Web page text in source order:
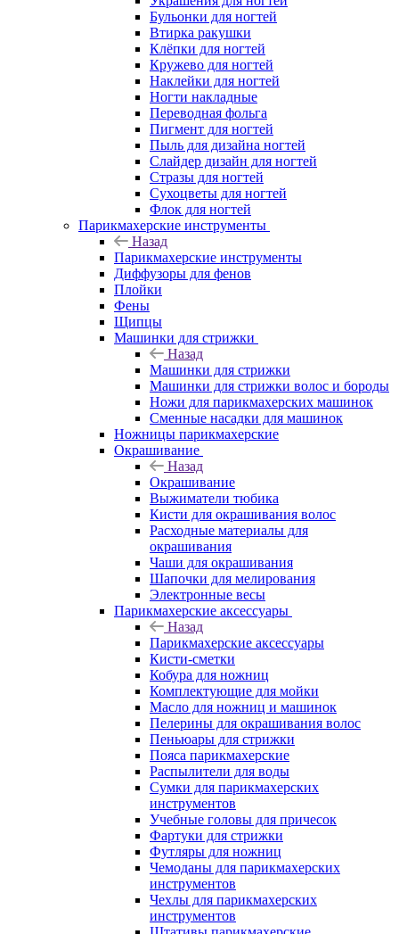
Бульонки для ногтей
Втирка ракушки
Клёпки для ногтей
Кружево для ногтей
Наклейки для ногтей
Ногти накладные
Переводная фольга
Пигмент для ногтей
Пыль для дизайна ногтей
Слайдер дизайн для ногтей
Стразы для ногтей
Сухоцветы для ногтей
Флок для ногтей
Парикмахерские инструменты
Назад
Парикмахерские инструменты
Диффузоры для фенов
Плойки
Фены
Щипцы
Машинки для стрижки
Назад
Машинки для стрижки
Машинки для стрижки волос и бороды
Ножи для парикмахерских машинок
Сменные насадки для машинок
Ножницы парикмахерские
Окрашивание
Назад
Окрашивание
Выжиматели тюбика
Кисти для окрашивания волос
Расходные материалы для
окрашивания
Чаши для окрашивания
Шапочки для мелирования
Электронные весы
Парикмахерские аксессуары
Назад
Парикмахерские аксессуары
Кисти-сметки
Кобура для ножниц
Комплектующие для мойки
Масло для ножниц и машинок
Пелерины для окрашивания волос
Пеньюары для стрижки
Пояса парикмахерские
Распылители для воды
Сумки для парикмахерских
инструментов
Учебные головы для причесок
Фартуки для стрижки
Футляры для ножниц
Чемоданы для парикмахерских
инструментов
Чехлы для парикмахерских
инструментов